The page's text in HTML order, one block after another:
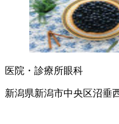
医院・診療所眼科
新潟県新潟市中央区沼垂